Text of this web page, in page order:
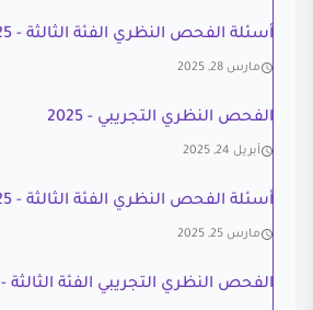
أسئلة الفحص النظري الفئة الثالثة - 2025
مارس 28, 2025
الفحص النظري التجريبي - 2025
أبريل 24, 2025
أسئلة الفحص النظري الفئة الثالثة - 2025 - نموذج 1
مارس 25, 2025
الفحص النظري التجريبي الفئة الثالثة - 2025